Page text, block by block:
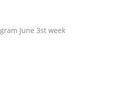
June 3st week